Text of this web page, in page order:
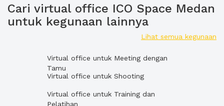
Cari virtual office ICO Space Medan
untuk kegunaan lainnya
Lihat semua kegunaan
Virtual office untuk Meeting dengan
Tamu
Virtual office untuk Shooting
Virtual office untuk Training dan
Pelatihan